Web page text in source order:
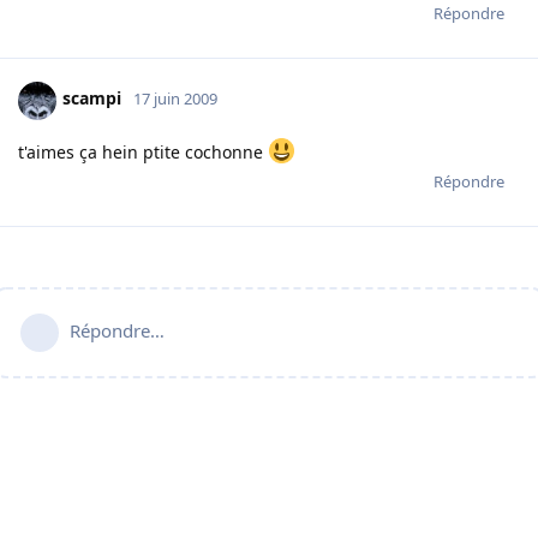
Répondre
scampi 17 juin 2009
t'aimes ça hein ptite cochonne
Répondre
Répondre…